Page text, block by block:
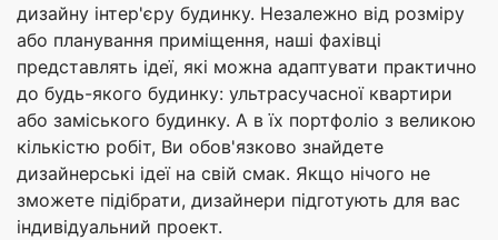
дизайну інтер'єру будинку. Незалежно від розміру
або планування приміщення, наші фахівці
представлять ідеї, які можна адаптувати практично
до будь-якого будинку: ультрасучасної квартири
або заміського будинку. А в їх портфоліо з великою
кількістю робіт, Ви обов'язково знайдете
дизайнерські ідеї на свій смак. Якщо нічого не
зможете підібрати, дизайнери підготують для вас
індивідуальний проект.